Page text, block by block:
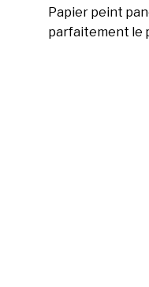
Papier peint
parfaitement le